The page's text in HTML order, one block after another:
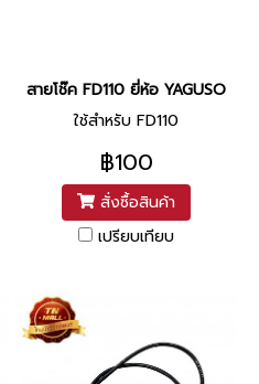
สายโช๊ค FD110 ยี่ห้อ YAGUSO
ใช้สำหรับ FD110
฿100
สั่งซื้อสินค้า
เปรียบเทียบ